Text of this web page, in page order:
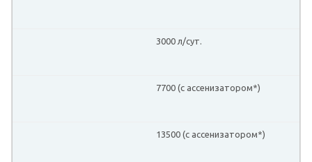
3000 л/сут.
7700 (с ассенизатором*)
13500 (с ассенизатором*)